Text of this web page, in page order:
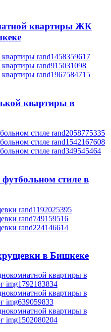
квартиры ЖК
квартиры в
футбольном стиле в
в Бишкеке